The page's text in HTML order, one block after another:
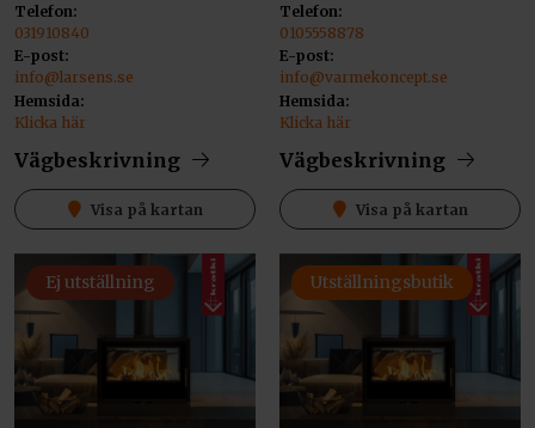
Telefon:
031910840
E-post:
info@larsens.se
Hemsida:
Klicka här
Vägbeskrivning
Visa på kartan
Telefon:
0105558878
E-post:
info@varmekoncept.se
Hemsida:
Klicka här
Vägbeskrivning
Visa på kartan
Ej utställning Utställningsbutik